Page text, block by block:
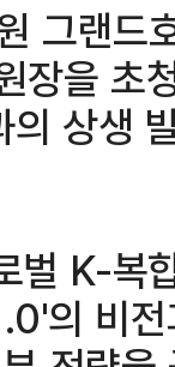
그랜드
장을
상생
벌 K-복
의 비